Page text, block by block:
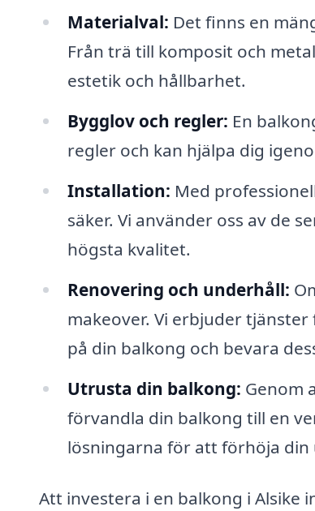
Materialval: Det finns en
Från trä till komposit och
estetik och hållbarhet.
Bygglov och regler: En
regler och kan hjälpa dig
Installation: Med
säker. Vi använder oss av de
högsta kvalitet.
Renovering och underhåll:
makeover. Vi erbjuder
på din balkong och bevara
Utrusta din balkong: Genom
förvandla din balkong till en
lösningarna för att förhöja din
Att investera i en balkong i Alsike